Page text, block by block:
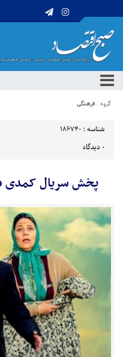
گروه : فرهنگی
شناسه : 186740
0 دیدگاه
پخش سریال کمدی